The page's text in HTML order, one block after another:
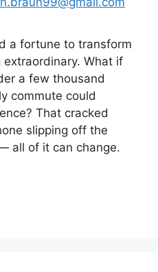
a fortune to transform
What if
a few thousand
commute could
That cracked
slipping off the
all of it can change.